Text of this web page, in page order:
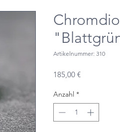
Artikelnummer: 310
185,00 €Preis
Anzahl *